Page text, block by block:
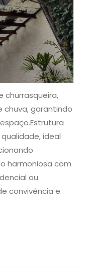
churrasqueira,
garantindo
ideal
harmoniosa com
ou
convivência e